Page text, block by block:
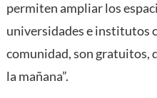
permiten ampliar los
universidades e institutos
comunidad, son gratuitos,
la mañana”.